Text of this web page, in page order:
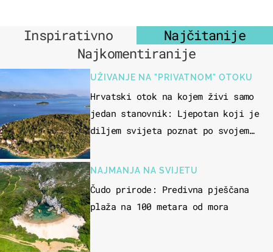
Inspirativno
Najčitanije
Najkomentiranije
UŽIVANJE NA "PRIVATNOM" OTOKU
Hrvatski otok na kojem živi samo
jedan stanovnik: Ljepotan koji je
diljem svijeta poznat po svojem
NAJMANJA NA SVIJETU
Čudo prirode: Predivna pješčana
plaža na 100 metara od mora